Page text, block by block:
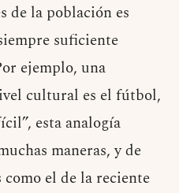
de la población es
suficiente
ejemplo, una
cultural es el fútbol,
esta analogía
maneras, y de
como el de la reciente